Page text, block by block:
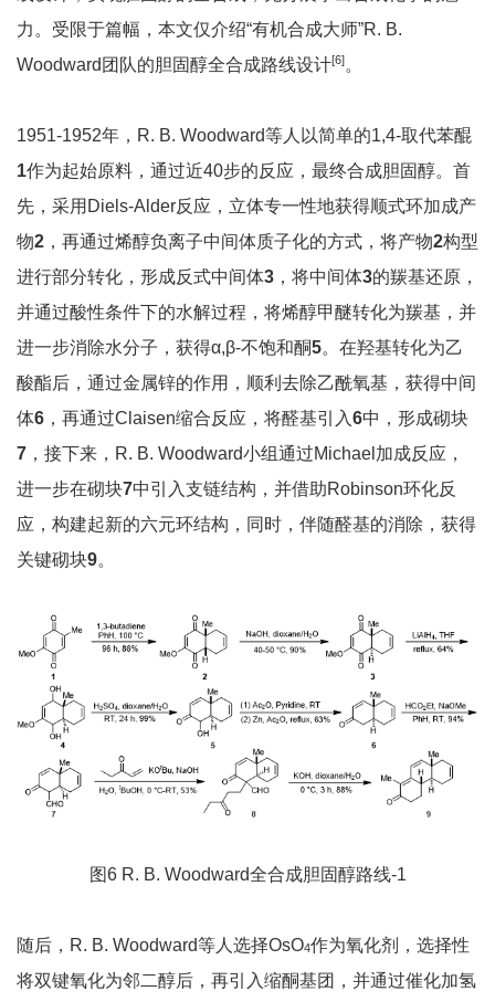
力。受限于篇幅，本文仅介绍“有机合成大师”R. B.
Woodward团队的胆固醇全合成路线设计[6]。
1951-1952年，R. B. Woodward等人以简单的1,4-取代苯醌
1作为起始原料，通过近40步的反应，最终合成胆固醇。首
先，采用Diels-Alder反应，立体专一性地获得顺式环加成产
物2 ，再通过烯醇负离子中间体质子化的方式，将产物2构型
进行部分转化，形成反式中间体3 ，将中间体3的羰基还原，
并通过酸性条件下的水解过程，将烯醇甲醚转化为羰基，并
进一步消除水分子，获得α,β-不饱和酮5。在羟基转化为乙
酸酯后，通过金属锌的作用，顺利去除乙酰氧基，获得中间
体6 ，再通过Claisen缩合反应，将醛基引入6中，形成砌块
7 ，接下来，R. B. Woodward小组通过Michael加成反应，
进一步在砌块7中引入支链结构，并借助Robinson环化反
应，构建起新的六元环结构，同时，伴随醛基的消除，获得
关键砌块9。
图6 R. B. Woodward全合成胆固醇路线-1
随后，R. B. Woodward等人选择OsO4作为氧化剂，选择性
将双键氧化为邻二醇后，再引入缩酮基团，并通过催化加氢